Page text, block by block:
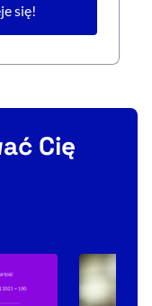
się!
Cię